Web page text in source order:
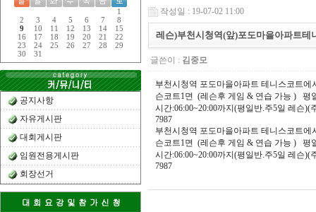
1
2
3 4 5 6 7
8
9
10 11 12 13 14
15
16
17 18 19 20 21
22
23
24 25 26 27 28
29
30
31
공지사항
자유게시판
대회게시판
임원전용게시판
회장선거
작성일 : 19-07-02 11:00
레슨)부천시청역(앞)포도마을아파트테
글쓴이 : 김중모
부천시청역 포도마을아파트 테니스코트
슨코트1면 (레슨후 게임 & 연습 가능 ) 평
시간:06:00~20:00까지(평일반.주5일 레슨
7987
부천시청역 포도마을아파트 테니스코트
슨코트1면 (레슨후 게임 & 연습 가능 ) 평
시간:06:00~20:00까지(평일반.주5일 레슨
7987